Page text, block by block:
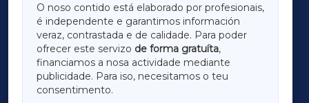
O noso contido está elaborado por profesionais,
é independente e garantimos información
veraz, contrastada e de calidade. Para poder
ofrecer este servizo de forma gratuíta,
financiamos a nosa actividade mediante
publicidade. Para iso, necesitamos o teu
consentimento.
LUGOXA
TERRACHAXA